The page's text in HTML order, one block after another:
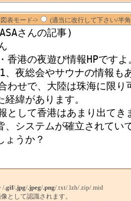
表モード-> (適当に改行して下さい/半
/.gif/.jpg/.jpeg/.png/.txt/.lzh/.zip/.mid
として認識されます。